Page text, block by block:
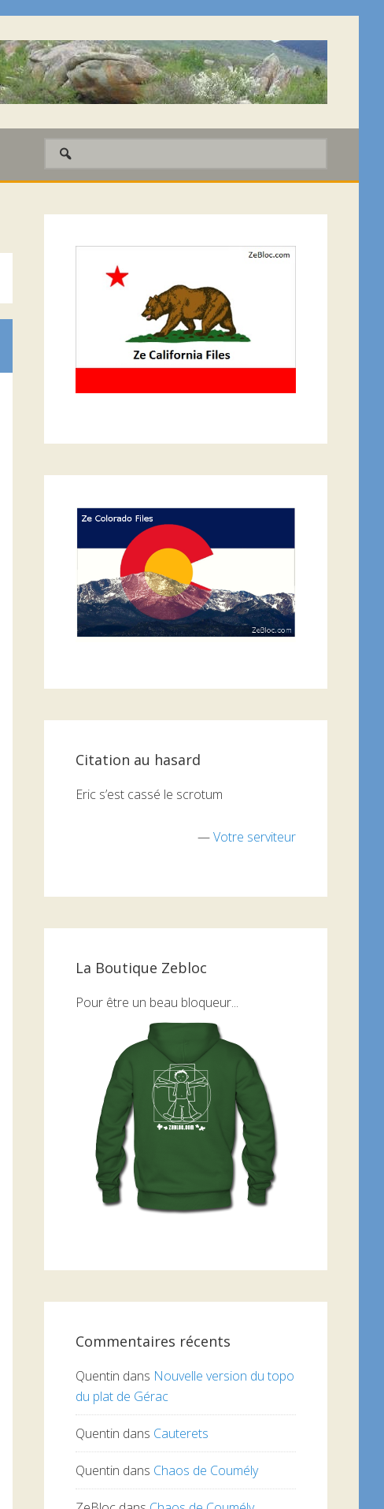
latérale
Citation au hasard
Eric s’est cassé le scrotum
—Votre serviteur
La Boutique Zebloc
Pour être un beau bloqueur...
Commentaires récents
Quentin dans Nouvelle version du topo
du plat de Gérac
Quentin dans Cauterets
Quentin dans Chaos de Coumély